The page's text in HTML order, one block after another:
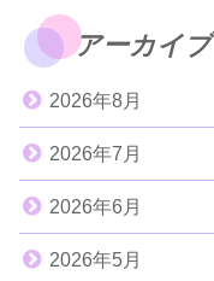
アーカイブ
2026年8月
2026年7月
2026年6月
2026年5月